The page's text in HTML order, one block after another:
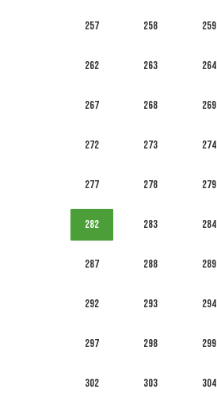
257 258 259
262 263 264
267 268 269
272 273 274
277 278 279
282 283 284
287 288 289
292 293 294
297 298 299
302 303 304